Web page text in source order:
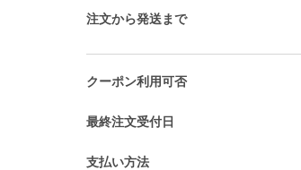
注文から発送まで
クーポン利用可否
最終注文受付日
支払い方法